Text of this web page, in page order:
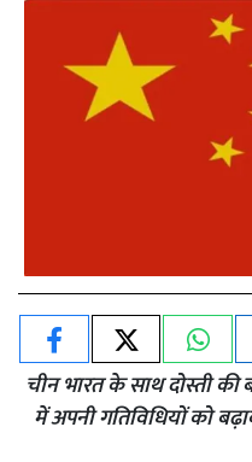
चीन भारत के साथ दोस्ती की
में अपनी गतिविधियों को